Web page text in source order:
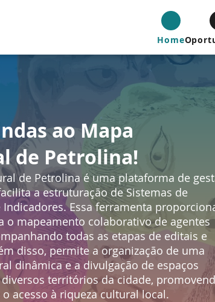
Home
ao Mapa
de Petrolina!
de Petrolina é uma plataforma de
a estruturação de Sistemas de
Essa ferramenta
o mapeamento colaborativo de agentes
todas as etapas de editais e
disso, permite a organização de uma
dinâmica e a divulgação de espaços
territórios da cidade,
acesso à riqueza cultural local.